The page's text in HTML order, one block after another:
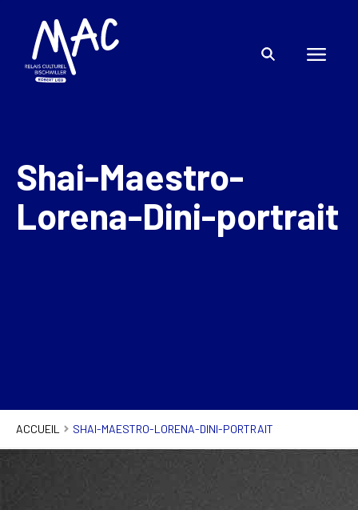
Shai-Maestro-
Lorena-Dini-portrait
ACCUEIL SHAI-MAESTRO-LORENA-DINI-PORTRAIT